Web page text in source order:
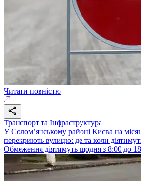
Читати повністю
Транспорт та Інфраструктура
У Солом’янському районі Києва на
перекриють вулицю: де та коли
Обмеження діятимуть щодня з 8:00 до